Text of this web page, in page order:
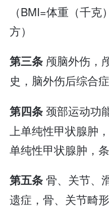
（BMI=体重（千
方）
第三条 颅脑外伤，
史，脑外伤后综合
第四条颈部运动功
上单纯性甲状腺肿
单纯性甲状腺肿，
第五条骨、关节、
遗症，骨、关节畸